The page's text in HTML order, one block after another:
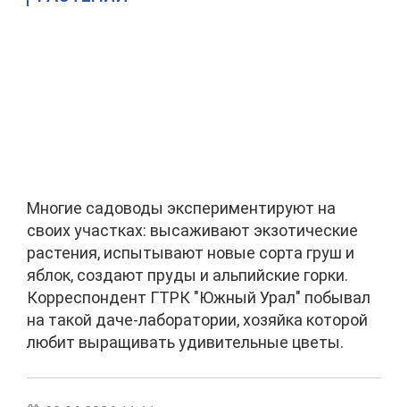
Многие садоводы экспериментируют на
своих участках: высаживают экзотические
растения, испытывают новые сорта груш и
яблок, создают пруды и альпийские горки.
Корреспондент ГТРК "Южный Урал" побывал
на такой даче-лаборатории, хозяйка которой
любит выращивать удивительные цветы.